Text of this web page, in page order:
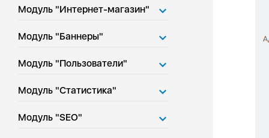
Модуль "Интернет-магазин"
Модуль "Баннеры"
Модуль "Пользователи"
Модуль "Статистика"
Модуль "SEO"